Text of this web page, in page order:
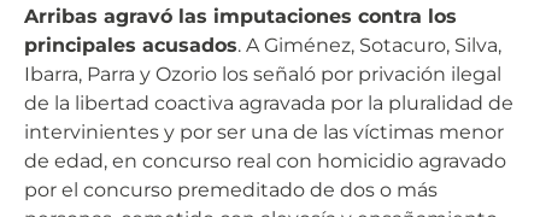
Arribas agravó las imputaciones contra los
principales acusados. A Giménez, Sotacuro, Silva,
Ibarra, Parra y Ozorio los señaló por privación ilegal
de la libertad coactiva agravada por la pluralidad de
intervinientes y por ser una de las víctimas menor
de edad, en concurso real con homicidio agravado
por el concurso premeditado de dos o más